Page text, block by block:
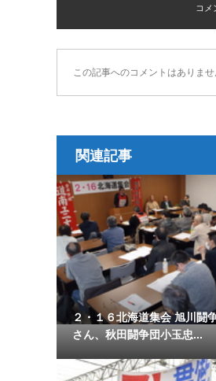
コメ
この記事へのコメントはありませ
関連記事
２・１６北海道集会 旭川闘
さん、秋田闘争団小玉忠...